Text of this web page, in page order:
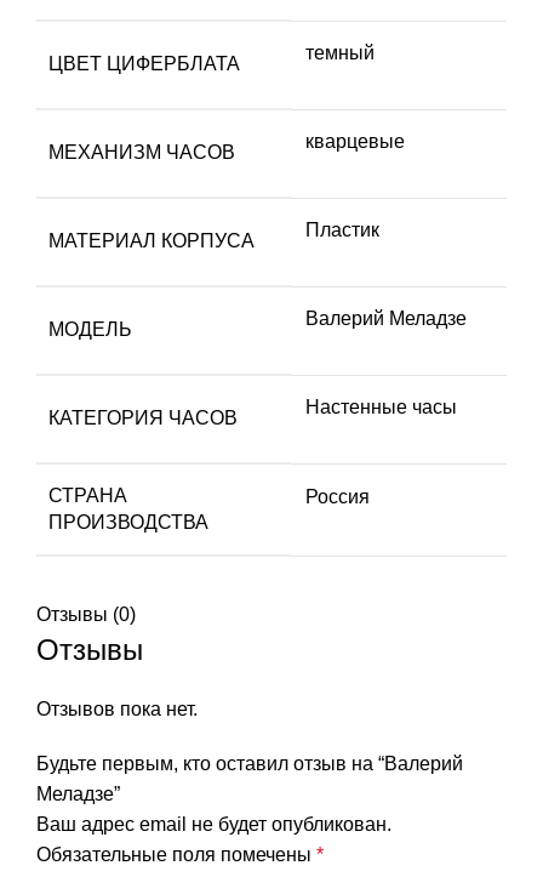
ЦВЕТ ЦИФЕРБЛАТА
темный
МЕХАНИЗМ ЧАСОВ
кварцевые
МАТЕРИАЛ КОРПУСА
Пластик
МОДЕЛЬ
Валерий Меладзе
КАТЕГОРИЯ ЧАСОВ
Настенные часы
СТРАНА
ПРОИЗВОДСТВА
Россия
Отзывы (0)
Отзывы
Отзывов пока нет.
Будьте первым, кто оставил отзыв на “Валерий
Меладзе”
Ваш адрес email не будет опубликован.
Обязательные поля помечены *